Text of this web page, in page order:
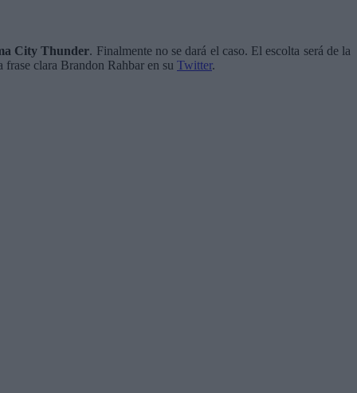
City Thunder. Finalmente no se dará el caso. El escolta será de la
clara Brandon Rahbar en su Twitter.